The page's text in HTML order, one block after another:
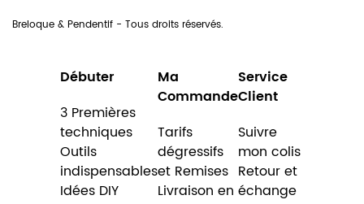
Breloque & Pendentif - Tous droits réservés.
Débuter
3 Premières
techniques
Outils
indispensables
Idées DIY
Ma
Commande
Tarifs
dégressifs
et Remises
Livraison en
Service
Client
Suivre
mon colis
Retour et
échange